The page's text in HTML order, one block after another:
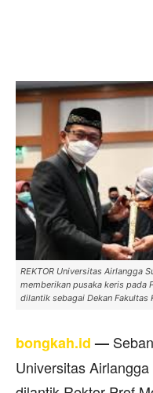
REKTOR Universitas Airlangga
memberikan pusaka keris pada
dilantik sebagai Dekan
bongkah.id—
Universitas